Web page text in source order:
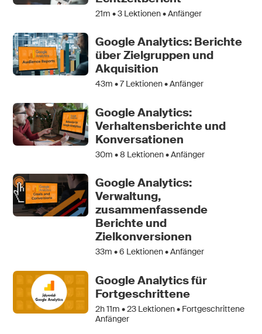
21m •3 Lektionen • Anfänger
Google Analytics: Berichte
über Zielgruppen und
Akquisition
43m •7Lektionen • Anfänger
Google Analytics:
Verhaltensberichte und
Konversationen
30m •8 Lektionen • Anfänger
Google Analytics:
Verwaltung,
zusammenfassende
Berichte und
Zielkonversionen
33m •6 Lektionen • Anfänger
Google Analytics für
Fortgeschrittene
2h 11m •23 Lektionen • Fortgeschrittene
Anfänger